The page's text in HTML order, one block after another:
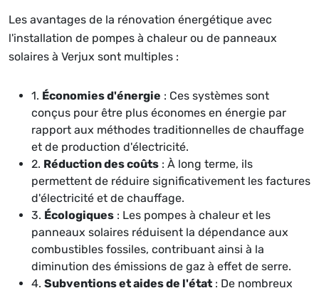
Les avantages de la rénovation énergétique avec
l'installation de pompes à chaleur ou de panneaux
solaires à Verjux sont multiples :
1. Économies d'énergie : Ces systèmes sont
conçus pour être plus économes en énergie par
rapport aux méthodes traditionnelles de chauffage
et de production d'électricité.
2. Réduction des coûts : À long terme, ils
permettent de réduire significativement les factures
d'électricité et de chauffage.
3. Écologiques : Les pompes à chaleur et les
panneaux solaires réduisent la dépendance aux
combustibles fossiles, contribuant ainsi à la
diminution des émissions de gaz à effet de serre.
4. Subventions et aides de l'état : De nombreux